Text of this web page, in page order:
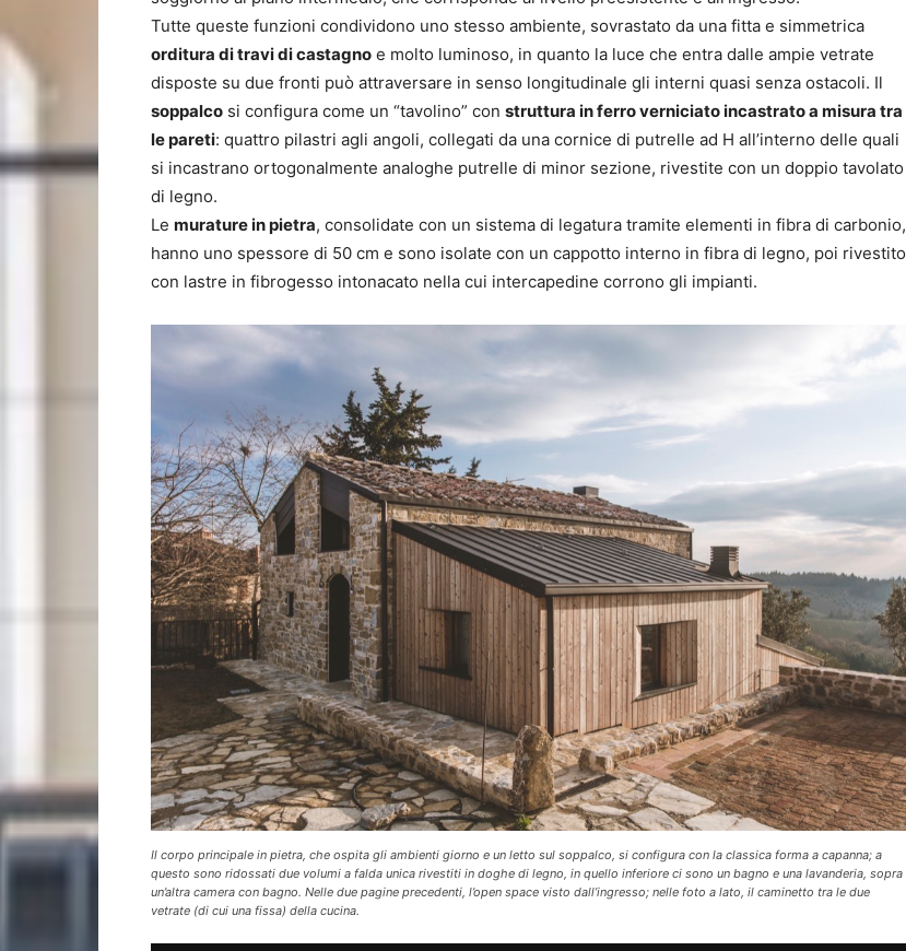
Tutte queste funzioni condividono uno stesso ambiente, sovrastato da una fitta e simmetrica
orditura di travi di castagno e molto luminoso, in quanto la luce che entra dalle ampie vetrate
disposte su due fronti può attraversare in senso longitudinale gli interni quasi senza ostacoli. Il
soppalco si configura come un “tavolino” con struttura in ferro verniciato incastrato a misura tra
le pareti: quattro pilastri agli angoli, collegati da una cornice di putrelle ad H all’interno delle quali
si incastrano ortogonalmente analoghe putrelle di minor sezione, rivestite con un doppio tavolato
di legno.
Le murature in pietra, consolidate con un sistema di legatura tramite elementi in fibra di carbonio,
hanno uno spessore di 50 cm e sono isolate con un cappotto interno in fibra di legno, poi rivestito
con lastre in fibrogesso intonacato nella cui intercapedine corrono gli impianti.
Il corpo principale in pietra, che ospita gli ambienti giorno e un letto sul soppalco, si configura con la classica forma a capanna; a
questo sono ridossati due volumi a falda unica rivestiti in doghe di legno, in quello inferiore ci sono un bagno e una lavanderia, sopra
un’altra camera con bagno. Nelle due pagine precedenti, l’open space visto dall’ingresso; nelle foto a lato, il caminetto tra le due
vetrate (di cui una fissa) della cucina.